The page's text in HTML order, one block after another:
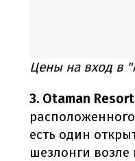
Цены на вход в
3. Otaman
есть один
шезлонги